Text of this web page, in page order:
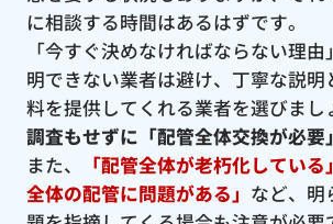
に相談する時間はあるはずです。
「今すぐ決めなければならない理
明できない業者は避け、丁寧な説明
料を提供してくれる業者を選びまし
調査もせずに「配管全体交換が必要
また、
「配管全体が老朽化してい
全体の配管に問題がある」 など、明